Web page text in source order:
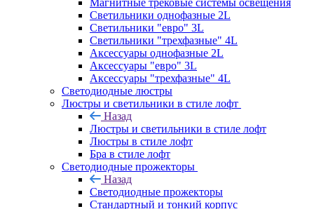
Магнитные трековые системы освещения
Светильники однофазные 2L
Светильники "евро" 3L
Светильники "трехфазные" 4L
Аксессуары однофазные 2L
Аксессуары "евро" 3L
Аксессуары "трехфазные" 4L
Светодиодные люстры
Люстры и светильники в стиле лофт
Назад
Люстры и светильники в стиле лофт
Люстры в стиле лофт
Бра в стиле лофт
Светодиодные прожекторы
Назад
Светодиодные прожекторы
Стандартный и тонкий корпус